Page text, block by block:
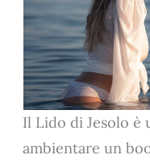
Il Lido di Jesolo è
ambientare un